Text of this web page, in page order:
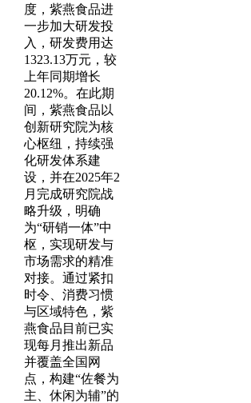
度，紫燕食品进
一步加大研发投
入，研发费用达
1323.13万元，较
上年同期增长
20.12%。在此期
间，紫燕食品以
创新研究院为核
心枢纽，持续强
化研发体系建
设，并在2025年2
月完成研究院战
略升级，明确
为“研销一体”中
枢，实现研发与
市场需求的精准
对接。通过紧扣
时令、消费习惯
与区域特色，紫
燕食品目前已实
现每月推出新品
并覆盖全国网
点，构建“佐餐为
主、休闲为辅”的